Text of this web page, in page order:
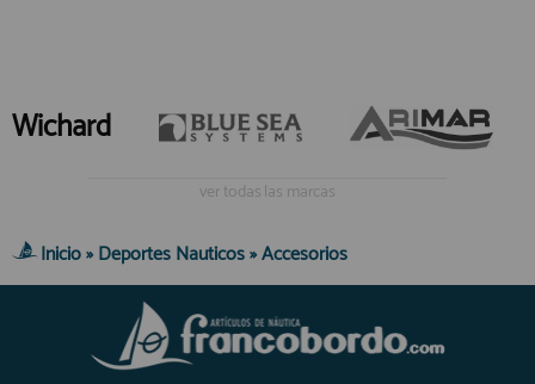
Wichard
ver todas las marcas
Inicio»Deportes Nauticos»Accesorios